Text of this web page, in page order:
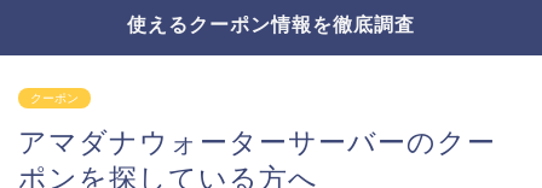
使えるクーポン情報を徹底調査
クーポン
アマダナウォーターサーバーのクー
ポンを探している方へ